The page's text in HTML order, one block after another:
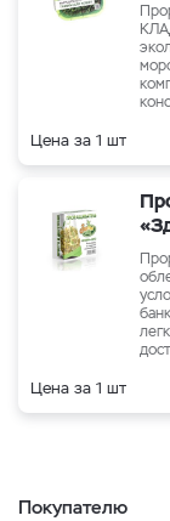
Цена за 1 шт
Цена за 1 шт
Покупателю